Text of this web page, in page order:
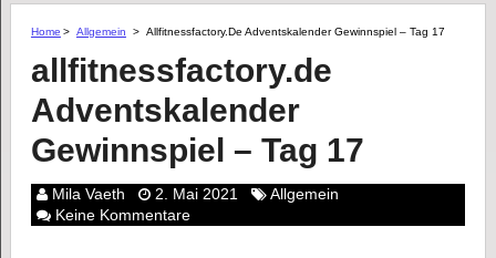
Home > Allgemein > Allfitnessfactory.de Adventskalender Gewinnspiel – Tag 17
allfitnessfactory.de
Adventskalender
Gewinnspiel – Tag 17
Mila Vaeth 2. Mai 2021
Allgemein
Keine Kommentare